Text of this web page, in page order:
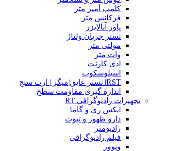
کلمپ آمپر متر
فرکانس متر
پاور آنالایزر
تستر جریان ولتاژ
مولتی متر
وات متر
ادی کارنت
اسیلوسکوپ
RST| تستر عایق|میگر | ارت سنج
اندازه گیری مقاومت سطح
تجهیزات رادیوگرافی RT
ایکس ری و گاما
دارو ظهور و ثبوت
رادیومتر
فیلم رادیوگرافی
ویوور